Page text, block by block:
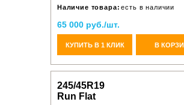
Наличие товара: есть в наличии
65 000 руб./шт.
КУПИТЬ В 1 КЛИК В
245/45R19
Run Flat